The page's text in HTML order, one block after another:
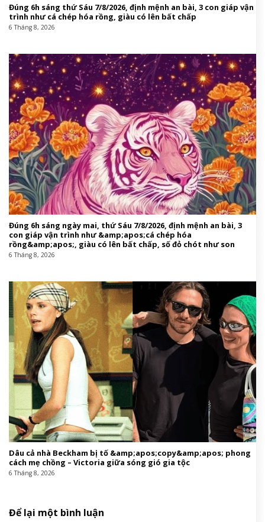
Đúng 6h sáng thứ Sáu 7/8/2026, định mệnh an bài, 3 con giáp vận
trình như cá chép hóa rồng, giàu có lên bất chấp
6 Tháng 8, 2026
Đúng 6h sáng ngày mai, thứ Sáu 7/8/2026, định mệnh an bài, 3
con giáp vận trình như &amp;apos;cá chép hóa
rồng&amp;apos;, giàu có lên bất chấp, số đỏ chót như son
6 Tháng 8, 2026
Dâu cả nhà Beckham bị tố &amp;apos;copy&amp;apos; phong
cách mẹ chồng – Victoria giữa sóng gió gia tộc
6 Tháng 8, 2026
Để lại một bình luận